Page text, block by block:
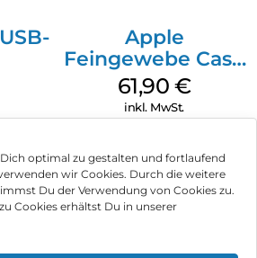
optimal zu gestalten und fortlaufend
wir Cookies. Durch die weitere
Du der Verwendung von Cookies zu.
Cookies erhältst Du in unserer
Apple
Feingewebe Case
iPhone 15 Pro
MagSafe Schwarz
61,90 €
inkl. MwSt.